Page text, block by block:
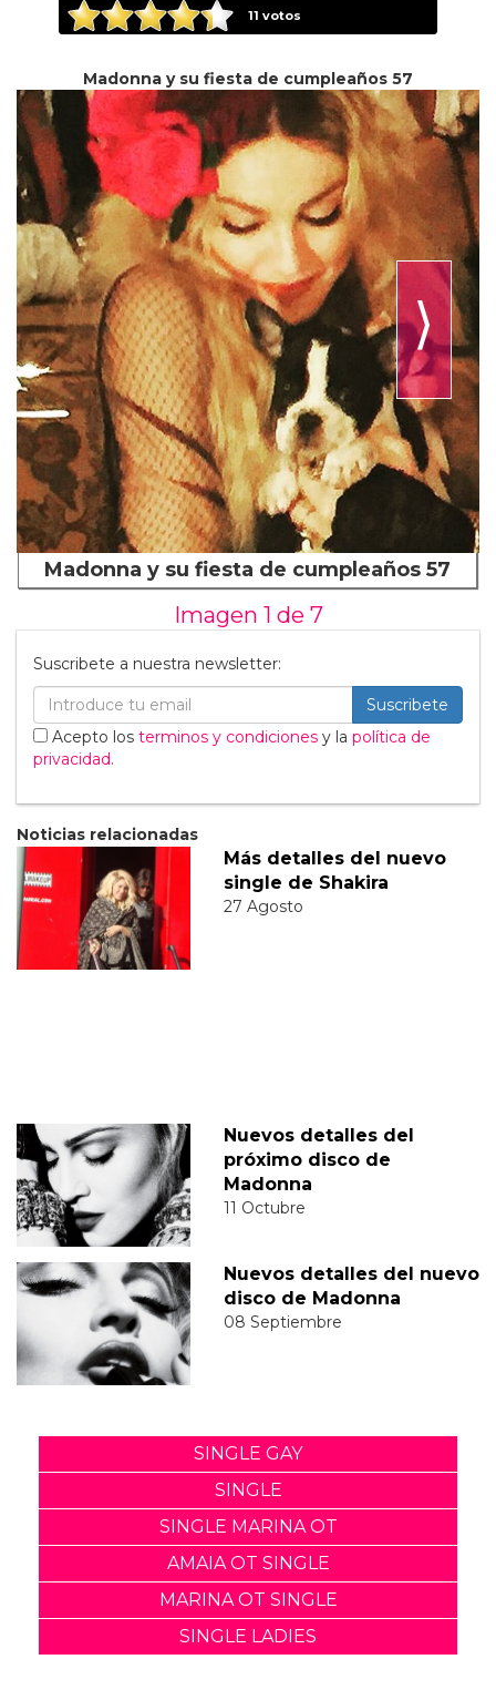
11 votos
Madonna y su fiesta de cumpleaños 57
⟩
Madonna y su fiesta de cumpleaños 57
Imagen 1 de 7
Suscribete a nuestra newsletter:
Suscribete
Acepto los terminos y condiciones y la política de
privacidad.
Noticias relacionadas
Más detalles del nuevo
single de Shakira
27 Agosto
Nuevos detalles del
próximo disco de
Madonna
11 Octubre
Nuevos detalles del nuevo
disco de Madonna
08 Septiembre
SINGLE GAY
SINGLE
SINGLE MARINA OT
AMAIA OT SINGLE
MARINA OT SINGLE
SINGLE LADIES